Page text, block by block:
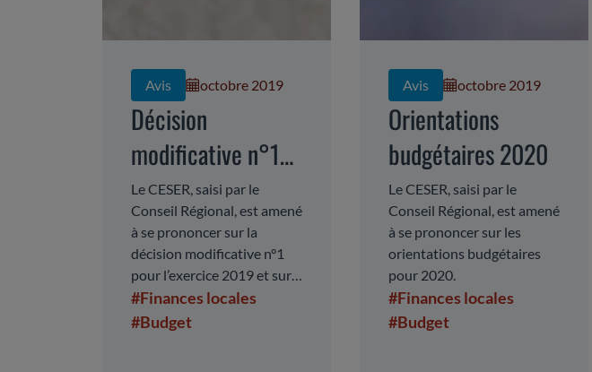
Avis octobre 2019
Décision
modificative n°1
pour l’exercice
2019 et sur la
modulation de la
fraction des tarifs
de TICPE pour
Le CESER, saisi par le
Conseil Régional, est amené
à se prononcer sur la
décision modificative n°1
pour l’exercice 2019 et sur
la modulation de la fraction
des tarifs de TICPE pour
#Finances locales
#Budget
Avis octobre 2019
Orientations
budgétaires 2020
Le CESER, saisi par le
Conseil Régional, est amené
à se prononcer sur les
orientations budgétaires
pour 2020.
#Finances locales
#Budget